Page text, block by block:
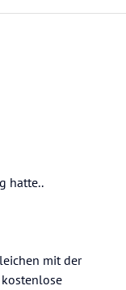
hatte..
mit der